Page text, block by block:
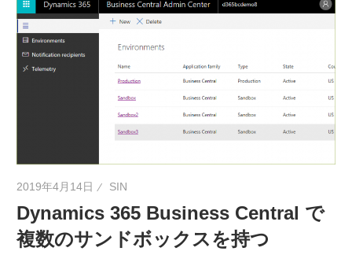
製
品
の
2019年4月14日 SIN
Dynamics 365 Business Central で
複数のサンドボックスを持つ